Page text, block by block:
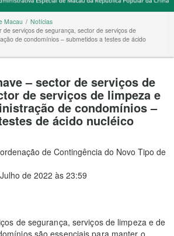
Macau
Notícias
de serviços de segurança, sector de serviços de
de condomínios – submetidos a testes de ácido
– sector de serviços de
de serviços de limpeza e
de condomínios –
de ácido nucléico
de Contingência do Novo Tipo de
de 2022 às 23:59
de segurança, serviços de limpeza e de
são essenciais para manter o